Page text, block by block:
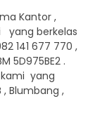
Kantor ,
yang berkelas
141 677 770 ,
5D975BE2 .
yang
, Blumbang ,